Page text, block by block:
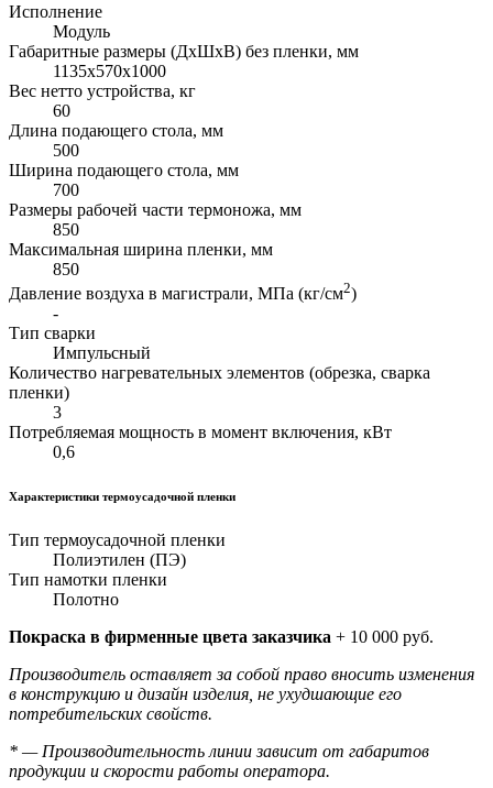
Исполнение
Модуль
Габаритные размеры (ДхШхВ) без пленки, мм
1135х570х1000
Вес нетто устройства, кг
60
Длина подающего стола, мм
500
Ширина подающего стола, мм
700
Размеры рабочей части термоножа, мм
850
Максимальная ширина пленки, мм
850
Давление воздуха в магистрали, МПа (кг/см2)
-
Тип сварки
Импульсный
Количество нагревательных элементов (обрезка, сварка
пленки)
3
Потребляемая мощность в момент включения, кВт
0,6
Характеристики термоусадочной пленки
Тип термоусадочной пленки
Полиэтилен (ПЭ)
Тип намотки пленки
Полотно
Покраска в фирменные цвета заказчика + 10 000 руб.
Производитель оставляет за собой право вносить изменения
в конструкцию и дизайн изделия, не ухудшающие его
потребительских свойств.
* — Производительность линии зависит от габаритов
продукции и скорости работы оператора.